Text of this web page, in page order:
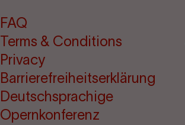
FAQ
Terms & Conditions
Privacy
Barrierefreiheitserklärung
Deutschsprachige
Opernkonferenz